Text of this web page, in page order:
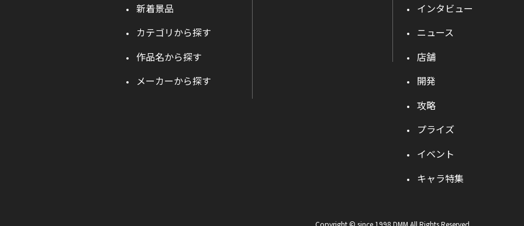
新着景品
カテゴリから探す
作品名から探す
メーカーから探す
インタビュー
ニュース
店舗
開発
攻略
プライズ
イベント
キャラ特集